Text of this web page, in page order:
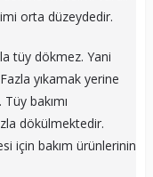
orta düzeydedir.
tüy dökmez. Yani
yıkamak yerine
bakımı
dökülmektedir.
için bakım ürünlerinin